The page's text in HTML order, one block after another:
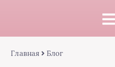
Главная Блог